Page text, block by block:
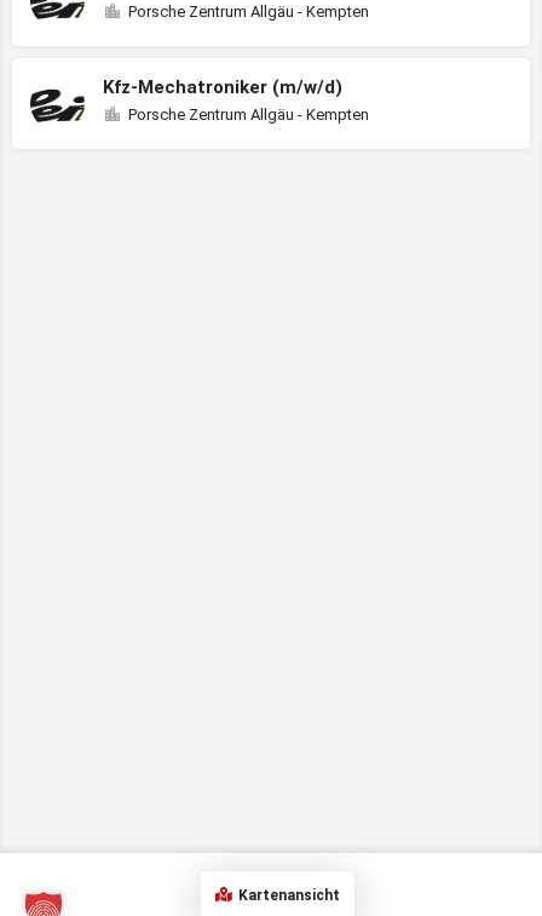
Porsche Zentrum Allgäu - Kempten
Kfz-Mechatroniker (m/w/d)
Porsche Zentrum Allgäu - Kempten
Kartenansicht